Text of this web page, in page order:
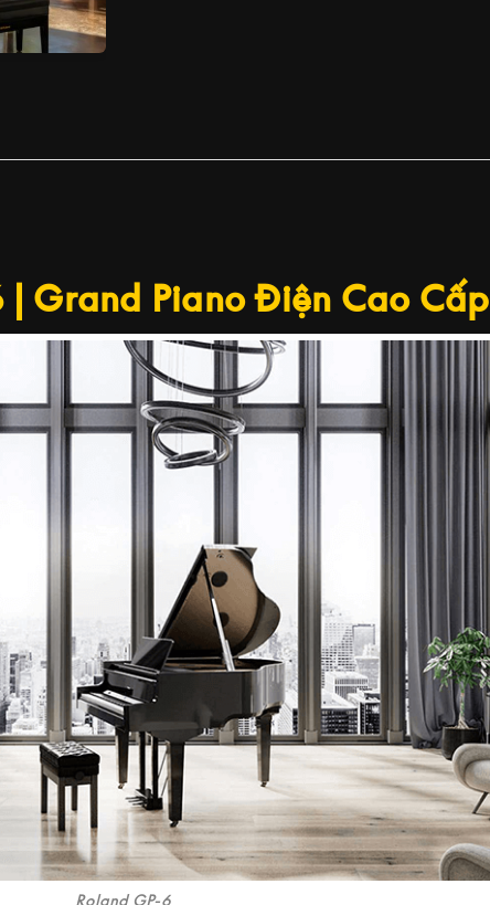
| Grand Piano Điện Cao Cấp
Roland GP-6